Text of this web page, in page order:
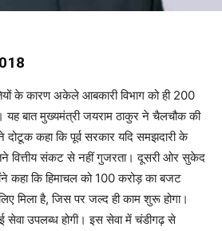
के कारण अकेले आबकारी विभाग को ही 200
बात मुख्यमंत्री जयराम ठाकुर ने चैलचौक की
कहा कि पूर्व सरकार यदि समझदारी के
वित्तीय संकट से नहीं गुजरता। दूसरी ओर सुकेद
कहा कि हिमाचल को 100 करोड़ का बजट
मिला है, जिस पर जल्द ही काम शुरू होगा।
सेवा उपलब्ध होगी। इस सेवा में चंडीगढ़ से